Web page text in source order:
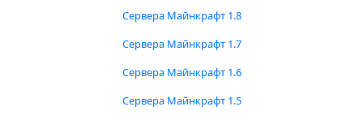
Сервера Майнкрафт 1.8
Сервера Майнкрафт 1.7
Сервера Майнкрафт 1.6
Сервера Майнкрафт 1.5